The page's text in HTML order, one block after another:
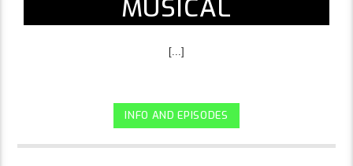
MÚSICAL
[...]
INFO AND EPISODES